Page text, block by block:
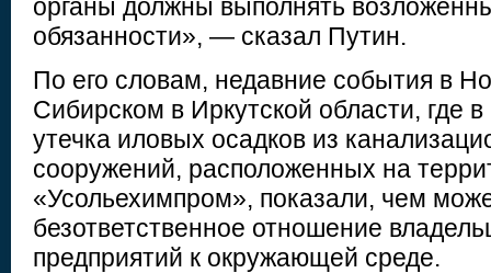
органы должны выполнять
обязанности», — сказал Путин.
По его словам, недавние события в
Сибирском в Иркутской области, где
утечка иловых осадков из
сооружений, расположенных на
«Усольехимпром», показали, чем
безответственное отношение
предприятий к окружающей среде.